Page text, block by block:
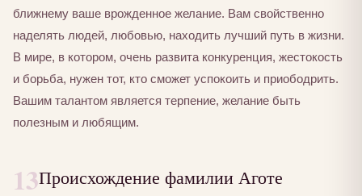
ближнему ваше врожденное желание. Вам свойственно
наделять людей, любовью, находить лучший путь в жизни.
В мире, в котором, очень развита конкуренция, жестокость
и борьба, нужен тот, кто сможет успокоить и приободрить.
Вашим талантом является терпение, желание быть
полезным и любящим.
13Происхождение фамилии Аготе